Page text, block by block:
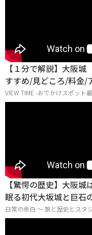
【１分で解説】大阪
すすめ/見どころ/料金/
VIEW TIME -おでかけスポット
【驚愕の歴史】大阪
眠る初代大坂城と巨石
日常の余白 〜 旅と歴史とスタ